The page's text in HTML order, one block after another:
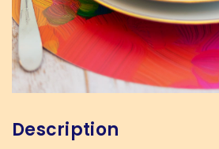
Description